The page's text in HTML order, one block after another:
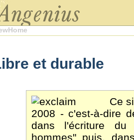
et durable
Ce
2008 - c'est-à-dire
dans l'écriture
hommes" puis,